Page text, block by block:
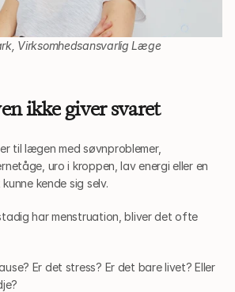
Virksomhedsansvarlig Læge
ikke giver svaret
til lægen med søvnproblemer,
uro i kroppen, lav energi eller en
kende sig selv.
har menstruation, bliver det ofte
Er det stress? Er det bare livet? Eller